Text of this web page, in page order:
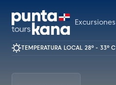
Excursiones
TEMPERATURA LOCAL 28º - 33º C